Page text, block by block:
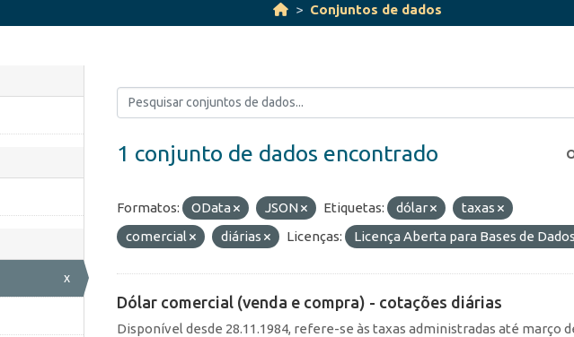
Conjuntos de dados
x
1 conjunto de dados encontrado
Formatos: OData JSON Etiquetas: dólar
taxas
comercial
diárias Licenças: Licença Aberta para Bases de
Dólar comercial (venda e compra) - cotações diárias
Disponível desde 28.11.1984, refere-se às taxas administradas até março